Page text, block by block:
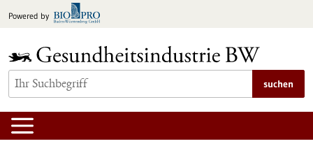
Inhalt
Powered by
suchen